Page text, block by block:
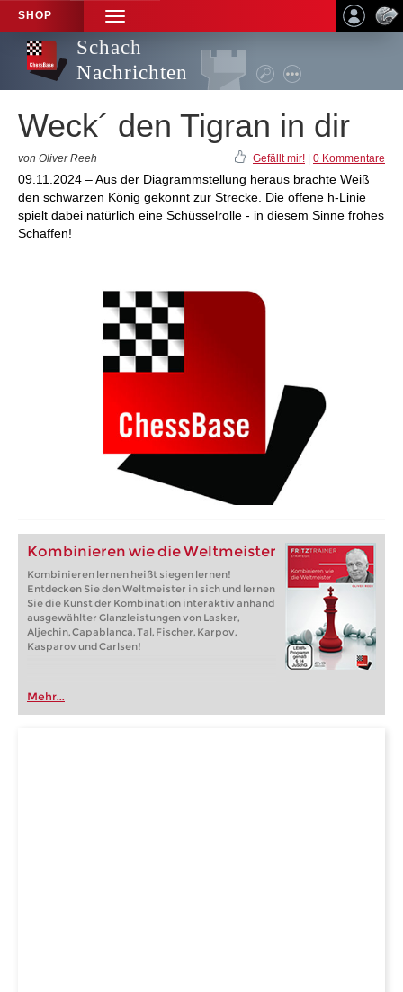
SHOP
TOGGLE
NAVIGATION
Schach
Nachrichten
Weck´ den Tigran in dir
von Oliver Reeh Gefällt mir! 0 Kommentare
09.11.2024 – Aus der Diagrammstellung heraus brachte Weiß
den schwarzen König gekonnt zur Strecke. Die offene h-Linie
spielt dabei natürlich eine Schüsselrolle - in diesem Sinne frohes
Schaffen!
Kombinieren wie die Weltmeister
Kombinieren lernen heißt siegen lernen!
Entdecken Sie den Weltmeister in sich und lernen
Sie die Kunst der Kombination interaktiv anhand
ausgewählter Glanzleistungen von Lasker,
Aljechin, Capablanca, Tal, Fischer, Karpov,
Kasparov und Carlsen!
Mehr...